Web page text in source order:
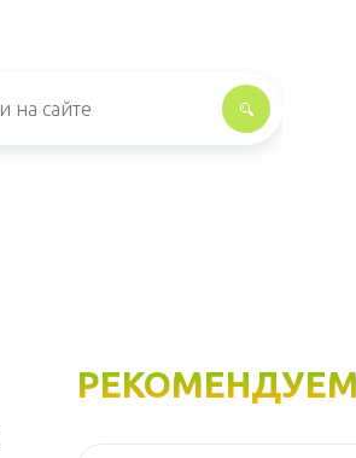
РЕКОМЕНДУЕМ